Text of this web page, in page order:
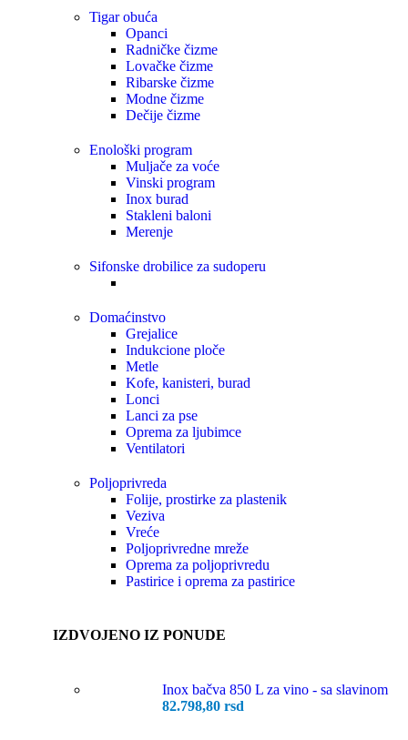
Tigar obuća
Opanci
Radničke čizme
Lovačke čizme
Ribarske čizme
Modne čizme
Dečije čizme
Enološki program
Muljače za voće
Vinski program
Inox burad
Stakleni baloni
Merenje
Sifonske drobilice za sudoperu
Domaćinstvo
Grejalice
Indukcione ploče
Metle
Kofe, kanisteri, burad
Lonci
Lanci za pse
Oprema za ljubimce
Ventilatori
Poljoprivreda
Folije, prostirke za plastenik
Veziva
Vreće
Poljoprivredne mreže
Oprema za poljoprivredu
Pastirice i oprema za pastirice
IZDVOJENO IZ PONUDE
Inox bačva 850 L za vino - sa slavinom
82.798,80 rsd